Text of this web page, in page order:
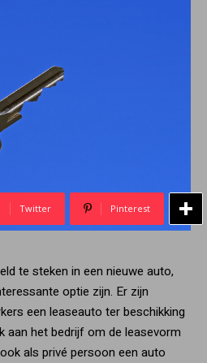
Twitter Pinterest
te steken in een nieuwe auto,
optie zijn. Er zijn
een leaseauto ter beschikking
aan het bedrijf om de leasevorm
als privé persoon een auto